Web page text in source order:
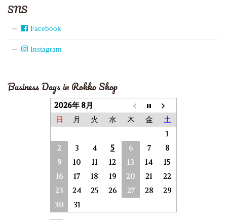
SNS
Facebook
Instagram
Business Days in Rokko Shop
2026年 8月
日 月 火 水 木 金 土
1
2
3 4 5 6 7
8
9
10 11 12 13 14
15
16
17 18 19 20 21
22
23
24 25 26 27 28
29
30
31